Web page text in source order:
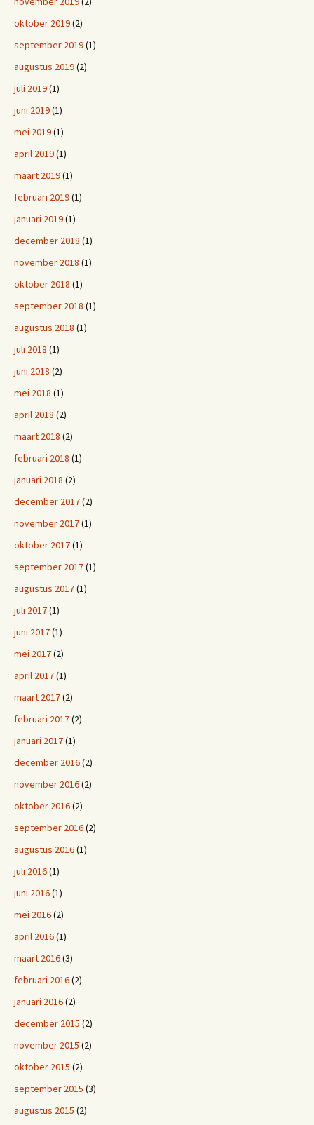
oktober 2019(2)
september 2019(1)
augustus 2019(2)
juli 2019(1)
juni 2019(1)
mei 2019(1)
april 2019(1)
maart 2019(1)
februari 2019(1)
januari 2019(1)
december 2018 (1)
november 2018 (1)
oktober 2018 (1)
september 2018 (1)
augustus 2018 (1)
juli 2018 (1)
juni 2018 (2)
mei 2018 (1)
april 2018 (2)
maart 2018 (2)
februari 2018 (1)
januari 2018 (2)
december 2017(2)
november 2017(1)
oktober 2017(1)
september 2017(1)
augustus 2017(1)
juli 2017(1)
juni 2017(1)
mei 2017(2)
april 2017(1)
maart 2017(2)
februari 2017(2)
januari 2017(1)
december 2016(2)
november 2016(2)
oktober 2016(2)
september 2016(2)
augustus 2016(1)
juli 2016(1)
juni 2016(1)
mei 2016(2)
april 2016(1)
maart 2016(3)
februari 2016(2)
januari 2016(2)
december 2015 (2)
november 2015 (2)
oktober 2015 (2)
september 2015 (3)
augustus 2015 (2)